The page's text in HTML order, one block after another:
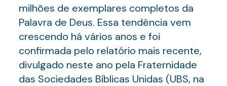
milhões de exemplares completos da
Palavra de Deus. Essa tendência vem
crescendo há vários anos e foi
confirmada pelo relatório mais recente,
divulgado neste ano pela Fraternidade
das Sociedades Bíblicas Unidas (UBS, na